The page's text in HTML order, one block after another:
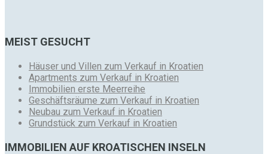
MEIST GESUCHT
Häuser und Villen zum Verkauf in Kroatien
Apartments zum Verkauf in Kroatien
Immobilien erste Meerreihe
Geschäftsräume zum Verkauf in Kroatien
Neubau zum Verkauf in Kroatien
Grundstück zum Verkauf in Kroatien
IMMOBILIEN AUF KROATISCHEN INSELN